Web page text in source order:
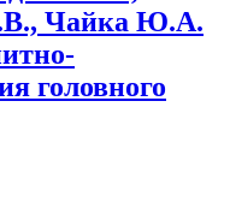
Чайка Ю.А.
головного